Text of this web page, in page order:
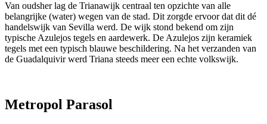
Van oudsher lag de Trianawijk centraal ten opzichte van alle
belangrijke (water) wegen van de stad. Dit zorgde ervoor dat dit dé
handelswijk van Sevilla werd. De wijk stond bekend om zijn
typische Azulejos tegels en aardewerk. De Azulejos zijn keramiek
tegels met een typisch blauwe beschildering. Na het verzanden van
de Guadalquivir werd Triana steeds meer een echte volkswijk.
Metropol Parasol